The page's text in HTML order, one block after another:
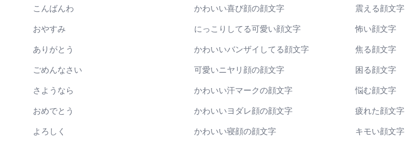
こんばんわ
おやすみ
ありがとう
ごめんなさい
さようなら
おめでとう
よろしく
かわいい喜び顔の顔文字
にっこりしてる可愛い顔文字
かわいいバンザイしてる顔文字
可愛いニヤリ顔の顔文字
かわいい汗マークの顔文字
かわいいヨダレ顔の顔文字
かわいい寝顔の顔文字
震える顔文字
怖い顔文字
焦る顔文字
困る顔文字
悩む顔文字
疲れた顔文字
キモい顔文字